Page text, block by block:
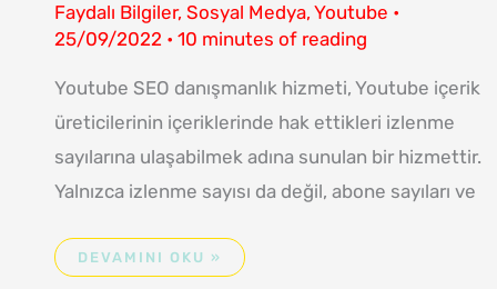
Faydalı Bilgiler,Sosyal Medya,Youtube •
25/09/2022 •10 minutes of reading
Youtube SEO danışmanlık hizmeti, Youtube içerik
üreticilerinin içeriklerinde hak ettikleri izlenme
sayılarına ulaşabilmek adına sunulan bir hizmettir.
Yalnızca izlenme sayısı da değil, abone sayıları ve
DEVAMINI OKU »